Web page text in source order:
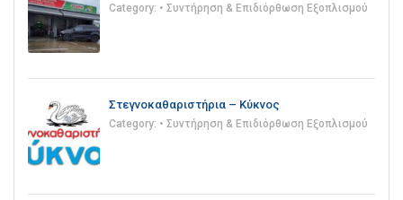
Category: • Συντήρηση & Επιδιόρθωση Εξοπλισμού
Στεγνοκαθαριστήρια – Κύκνος
Category: • Συντήρηση & Επιδιόρθωση Εξοπλισμού